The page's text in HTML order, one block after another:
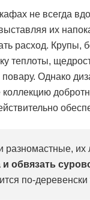
не всегда
их
расход. Крупы,
теплоты,
Однако
коллекцию
разномастные, их
и обвязать
по-